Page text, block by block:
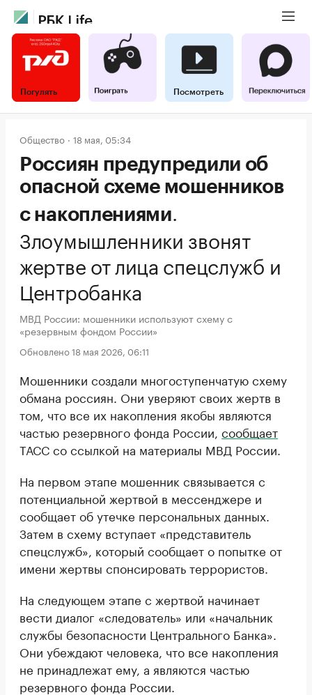
Погулять Посмотреть
Общество 18 мая, 05:34
Россиян предупредили об
опасной схеме мошенников
с накоплениями.
Злоумышленники звонят
жертве от лица спецслужб и
Центробанка
МВД России: мошенники используют схему с
«резервным фондом России»
Обновлено 18 мая 2026, 06:11
Мошенники создали многоступенчатую схему
обмана россиян. Они уверяют своих жертв в
том, что все их накопления якобы являются
частью резервного фонда России, сообщает
ТАСС со ссылкой на материалы МВД России.
На первом этапе мошенник связывается с
потенциальной жертвой в мессенджере и
сообщает об утечке персональных данных.
Затем в схему вступает «представитель
спецслужб», который сообщает о попытке от
имени жертвы спонсировать террористов.
На следующем этапе с жертвой начинает
вести диалог «следователь» или «начальник
службы безопасности Центрального Банка».
Они убеждают человека, что все накопления
не принадлежат ему, а являются частью
резервного фонда России.